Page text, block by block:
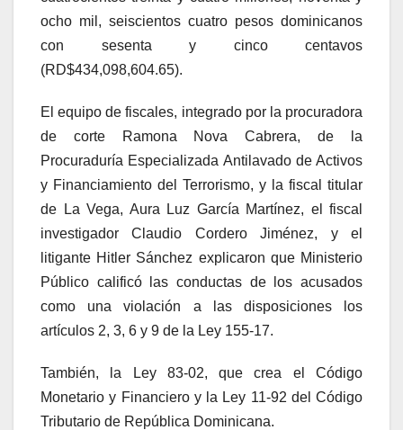
ocho mil, seiscientos cuatro pesos dominicanos
con sesenta y cinco centavos
(RD$434,098,604.65).
El equipo de fiscales, integrado por la procuradora
de corte Ramona Nova Cabrera, de la
Procuraduría Especializada Antilavado de Activos
y Financiamiento del Terrorismo, y la fiscal titular
de La Vega, Aura Luz García Martínez, el fiscal
investigador Claudio Cordero Jiménez, y el
litigante Hitler Sánchez explicaron que Ministerio
Público calificó las conductas de los acusados
como una violación a las disposiciones los
artículos 2, 3, 6 y 9 de la Ley 155-17.
También, la Ley 83-02, que crea el Código
Monetario y Financiero y la Ley 11-92 del Código
Tributario de República Dominicana.